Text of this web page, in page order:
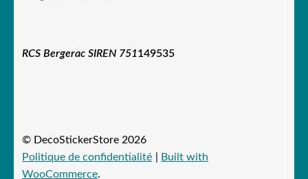
RCS Bergerac SIREN 751149535
© DecoStickerStore 2026
Politique de confidentialité
Built with
WooCommerce.